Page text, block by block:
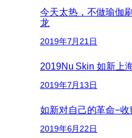
今天太热，不做瑜伽
龙
2019年7月21日
2019Nu Skin 如新上
2019年7月13日
如新对自己的革命−收
2019年6月22日